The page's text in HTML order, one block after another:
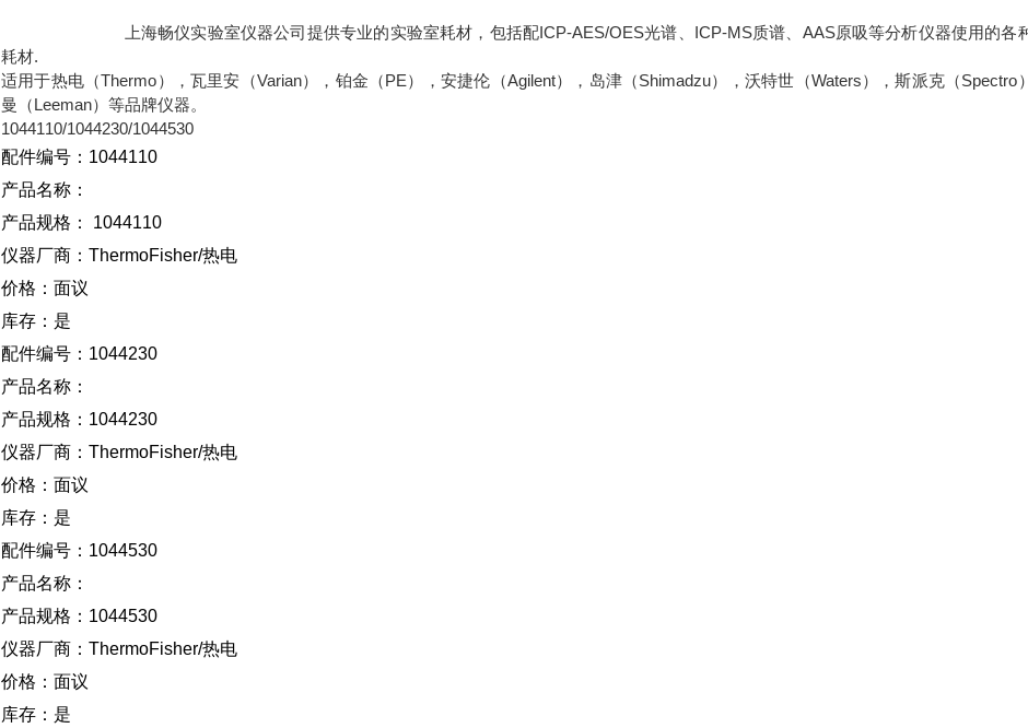
上海畅仪实验室仪器公司提供专业的实验室耗材，包括配ICP-AES/OES光谱、ICP-MS质谱、AAS原吸等分析仪器使用的各
耗材.
适用于热电（Thermo），瓦里安（Varian），铂金（PE），安捷伦（Agilent），岛津（Shimadzu），沃特世（Waters），斯派克（Spectro
曼（Leeman）等品牌仪器。
1044110/1044230/1044530
配件编号：1044110
产品名称：
产品规格：
1044110
仪器厂商： ThermoFisher/热电
价格：面议
库存：是
配件编号：1044230
产品名称：
产品规格：1044230
仪器厂商： ThermoFisher/热电
价格：面议
库存：是
配件编号：1044530
产品名称：
产品规格：1044530
仪器厂商： ThermoFisher/热电
价格：面议
库存：是